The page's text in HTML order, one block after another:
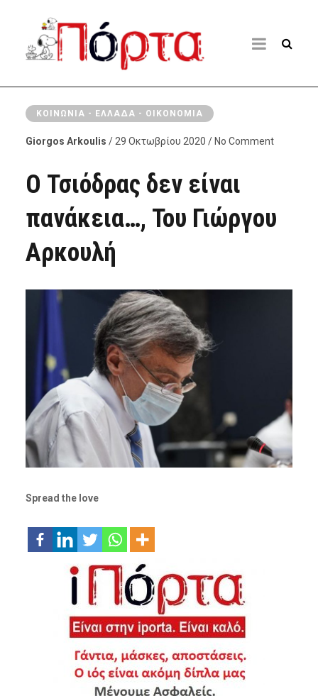
ΚΟΙΝΩΝΊΑ - ΕΛΛΆΔΑ - ΟΙΚΟΝΟΜΊΑ
Giorgos Arkoulis / 29 Οκτωβρίου 2020 / No Comment
Ο Τσιόδρας δεν είναι
πανάκεια…, Του Γιώργου
Αρκουλή
Spread the love